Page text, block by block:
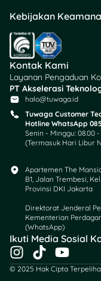
PunyaKartu Kredit
restoran premium
hemat dengan
(maks. Rp500 ribu)!
bawa pasanganmu
nge-date romantis!
📅 Periode Promo:
31 Maret 2025
💸 Syarat &
Min. transaksi
juta buat
langsung di
Berlaku
termasuk libur
nasional
Tanpa kuota,
nggak perlu
Kebijakan
Kontak Kami
Layanan Pengaduan
PT Akselerasi
halo@tuwaga.id
Tuwaga Customer
Hotline WhatsApp
Senin - Minggu: 08.00
(Termasuk Hari Libur
Apartemen The
B1, Jalan Trembesi,
Provinsi DKI Jakarta
Direktorat Jenderal
Kementerian
(WhatsApp)​
Ikuti Media Sosial
I
n
T
i
Y
o
© 2025 Hak Cipta